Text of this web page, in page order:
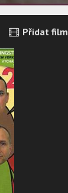
Přidat film